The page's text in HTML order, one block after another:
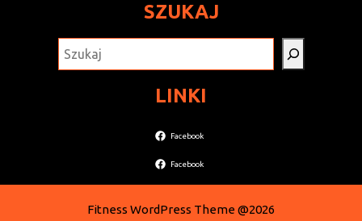
SZUKAJ
LINKI
Facebook
Facebook
Fitness WordPress Theme@2026